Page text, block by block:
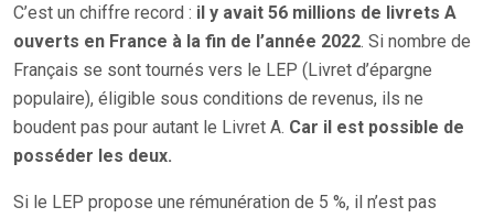
C’est un chiffre record : il y avait 56 millions de livrets A
ouverts en France à la fin de l’année 2022. Si nombre de
Français se sont tournés vers le LEP (Livret d’épargne
populaire), éligible sous conditions de revenus, ils ne
boudent pas pour autant le Livret A. Car il est possible de
posséder les deux.
Si le LEP propose une rémunération de 5 %, il n’est pas